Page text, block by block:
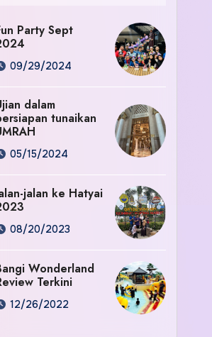
Party Sept
09/29/2024
dalam
tunaikan
05/15/2024
jalan ke Hatyai
08/20/2023
Wonderland
Terkini
12/26/2022